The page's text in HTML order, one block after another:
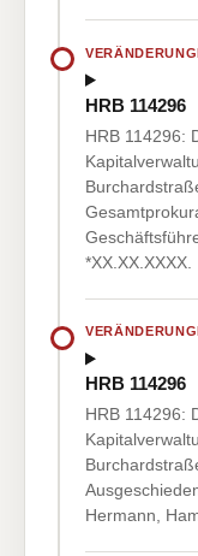
HRB 114296
HRB 114296:
*XX.XX.XXXX.
HRB 114296
HRB 114296:
Hermann,